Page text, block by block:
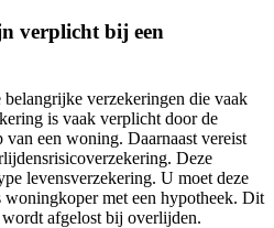
verplicht bij een
verzekeringen die vaak
is vaak verplicht door de
een woning. Daarnaast vereist
Deze
levensverzekering. U moet deze
woningkoper met een hypotheek. Dit
afgelost bij overlijden.